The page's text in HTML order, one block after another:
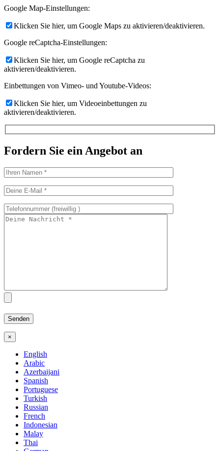
Google Map-Einstellungen:
Klicken Sie hier, um Google Maps zu aktivieren/deaktivieren.
Google reCaptcha-Einstellungen:
Klicken Sie hier, um Google reCaptcha zu
aktivieren/deaktivieren.
Einbettungen von Vimeo- und Youtube-Videos:
Klicken Sie hier, um Videoeinbettungen zu
aktivieren/deaktivieren.
Fordern Sie ein Angebot an
×
English
Arabic
Azerbaijani
Spanish
Portuguese
Turkish
Russian
French
Indonesian
Malay
Thai